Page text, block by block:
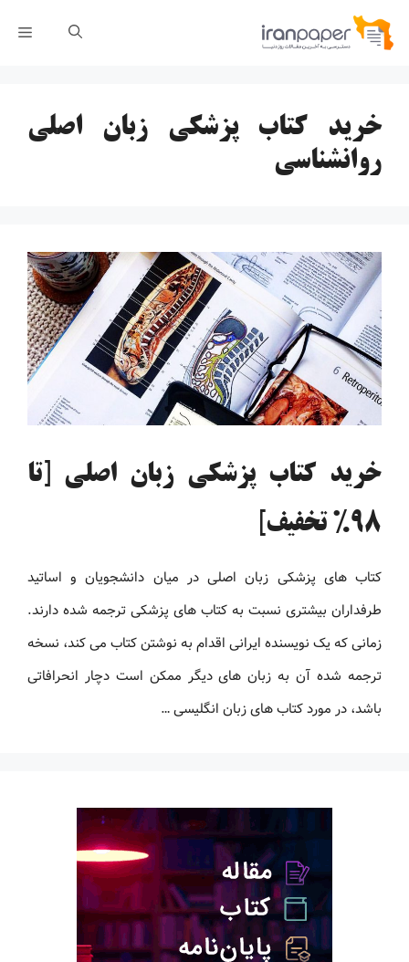
پرش
خرید کتاب پزشکی زبان اصلی
روانشناسی
خرید کتاب پزشکی زبان اصلی [تا
98% تخفیف]
کتاب های پزشکی زبان اصلی در میان دانشجویان و اساتید
طرفداران بیشتری نسبت به کتاب های پزشکی ترجمه شده دارند.
زمانی که یک نویسنده ایرانی اقدام به نوشتن کتاب می کند، نسخه
ترجمه شده آن به زبان های دیگر ممکن است دچار انحرافاتی
باشد، در مورد کتاب های زبان انگلیسی …